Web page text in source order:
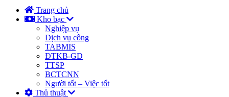
Trang chủ
Kho bạc
Nghiệp vụ
Dịch vụ công
TABMIS
ĐTKB-GD
TTSP
BCTCNN
Người tốt – Việc tốt
Thủ thuật